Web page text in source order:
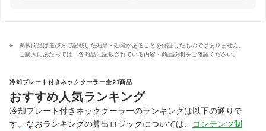
掲載商品は選び方で記載した効果・効能があることを保証したものではありません。
ご購入にあたっては、各商品に記載されている内容・商品説明をご確認ください。
冷却プレート付きネッククーラー全21商品
おすすめ人気ランキング
冷却プレート付きネッククーラーのランキングは以下の通りで
す。なおランキングの算出ロジックについては、
コンテンツ制